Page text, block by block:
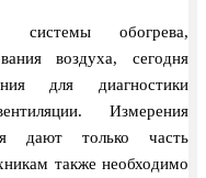
системы обогрева,
воздуха, сегодня
для диагностики
Измерения
дают только часть
также необходимо